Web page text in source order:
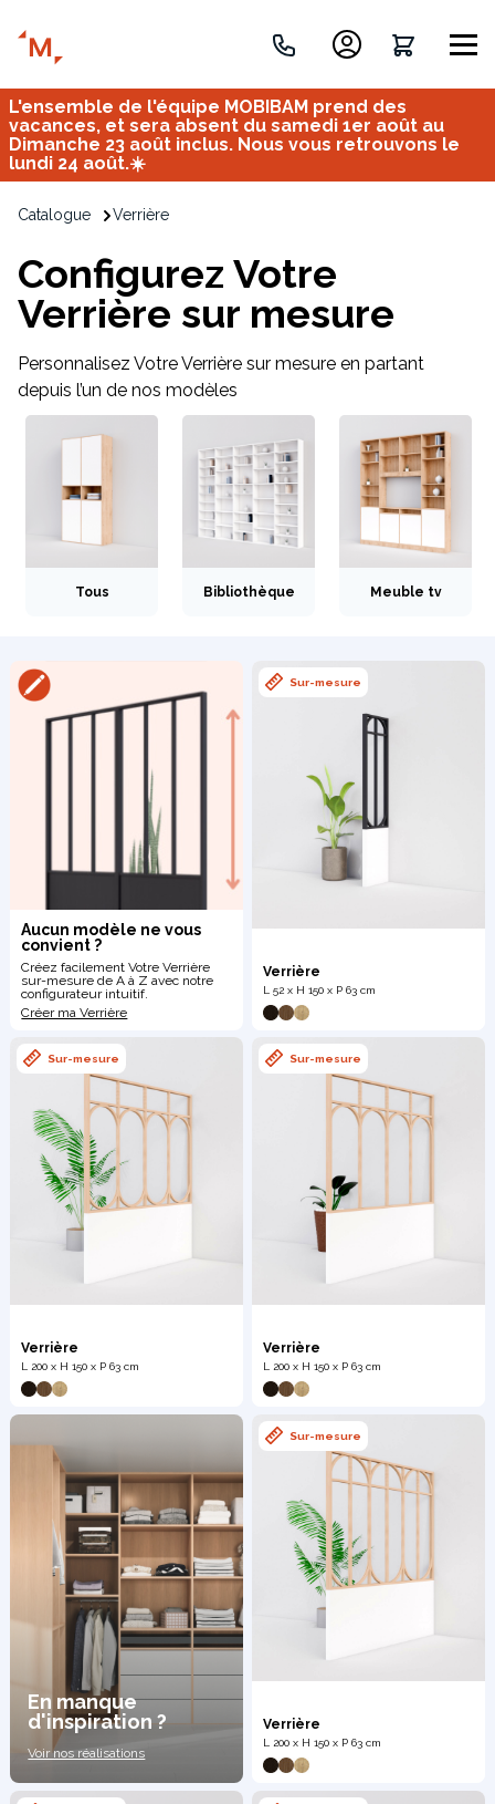
Inspirez-vous du catalogue
Personnalisez nos modèles pour créer le meuble qui vous
Claustra
Coulissantes
Meuble bas
Meuble d'angle
Créez votre projet de A à Z
L'ensemble de l'équipe MOBIBAM prend des
vacances, et sera absent du samedi 1er août au
Dimanche 23 août inclus. Nous vous retrouvons le
lundi 24 août.☀️
Catalogue Verrière
Configurez Votre
Verrière sur mesure
Personnalisez Votre Verrière sur mesure en partant
depuis l’un de nos modèles
Tous Bibliothèque Meuble tv
Aucun modèle ne vous
convient ?
Créez facilement Votre Verrière
sur-mesure de A à Z avec notre
configurateur intuitif.
Créer ma Verrière
Sur-mesure
Verrière
L 52 x H 150 x P 63 cm
Sur-mesure
Verrière
L 200 x H 150 x P 63 cm
Sur-mesure
Verrière
L 200 x H 150 x P 63 cm
En manque
d'inspiration ?
Voir nos réalisations
Sur-mesure
Verrière
L 200 x H 150 x P 63 cm